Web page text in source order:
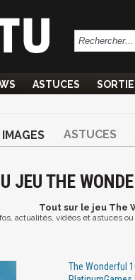
ASTUCES
IMAGES ASTUCES
JEU THE
Toutsur le jeu The
actualités, vidéos et astuces
The Wonderful